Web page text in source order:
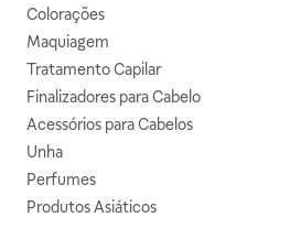
Colorações
Maquiagem
Tratamento Capilar
Finalizadores para Cabelo
Acessórios para Cabelos
Unha
Perfumes
Produtos Asiáticos